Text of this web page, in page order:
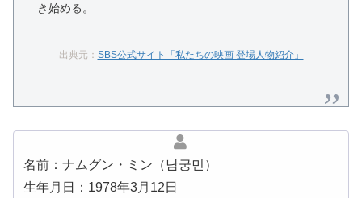
き始める。
出典元： SBS公式サイト「私たちの映画 登場人物紹介」
名前：ナムグン・ミン（남궁민）
生年月日：1978年3月12日